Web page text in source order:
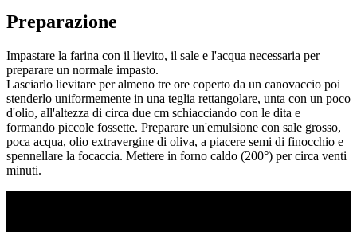
Preparazione
Impastare la farina con il lievito, il sale e l'acqua necessaria per
preparare un normale impasto.
Lasciarlo lievitare per almeno tre ore coperto da un canovaccio poi
stenderlo uniformemente in una teglia rettangolare, unta con un poco
d'olio, all'altezza di circa due cm schiacciando con le dita e
formando piccole fossette. Preparare un'emulsione con sale grosso,
poca acqua, olio extravergine di oliva, a piacere semi di finocchio e
spennellare la focaccia. Mettere in forno caldo (200°) per circa venti
minuti.